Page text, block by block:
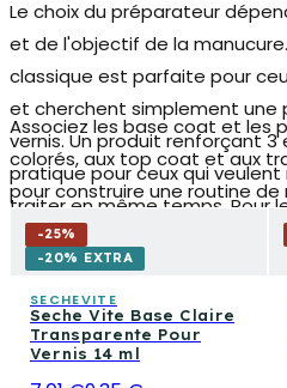
Le choix du préparateur
et de l'objectif de la
classique est parfaite pour
et cherchent simplement une
vernis. Un produitrenforçant 3
pratique pour ceux qui
traiter en même temps. Pour
endommagés, un gel de base
protection structurelle plus
de vos besoins réels signifie
efficaces et durables.
Associez les base coat et les
colorés, aux top coat et aux
pour construire une routine
Explorez également les
mains et aux produits pour la
-25%
-20% EXTRA
SECHEVITE
Seche Vite Base Claire
Transparente Pour
Vernis 14 ml